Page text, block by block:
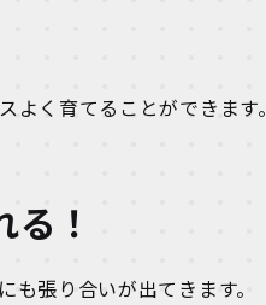
く育てることができます。
！
も張り合いが出てきます。